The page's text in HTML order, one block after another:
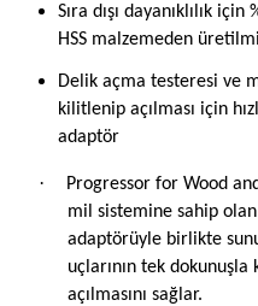
Sıra dışı dayanıklılık
HSS malzemeden
Delik açma testeresi ve
kilitlenip açılması için
adaptör
·
Progressor for Wood
mil sistemine sahip
adaptörüyle birlikte
uçlarının tek
açılmasını sağlar.